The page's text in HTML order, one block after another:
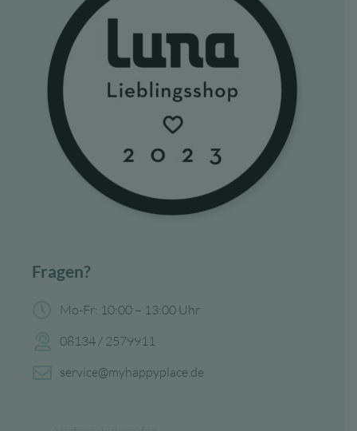
Fragen?
Mo-Fr: 10:00 – 13:00 Uhr
08134 / 2579911
service@myhappyplace.de